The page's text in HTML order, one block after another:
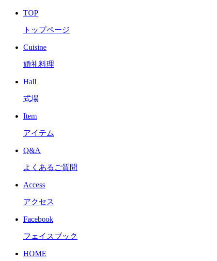
TOP
トップページ
Cuisine
婚礼料理
Hall
式場
Item
アイテム
Q&A
よくあるご質問
Access
アクセス
Facebook
フェイスブック
HOME